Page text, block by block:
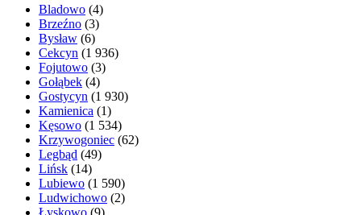
Bladowo (4)
Brzeźno (3)
Bysław (6)
Cekcyn (1 936)
Fojutowo (3)
Gołąbek (4)
Gostycyn (1 930)
Kamienica (1)
Kęsowo (1 534)
Krzywogoniec (62)
Legbąd (49)
Lińsk (14)
Lubiewo (1 590)
Ludwichowo (2)
Łyskowo (9)